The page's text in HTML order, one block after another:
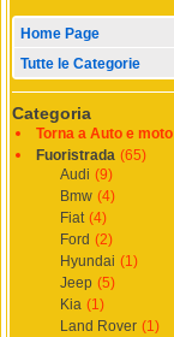
Home Page
Tutte le Categorie
Categoria
Torna a Auto e moto
Fuoristrada (65)
Audi (9)
Bmw (4)
Fiat (4)
Ford (2)
Hyundai (1)
Jeep (5)
Kia (1)
Land Rover (1)